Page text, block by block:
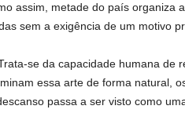
assim, metade do país organiza
sem a exigência de um motivo
se da capacidade humana de
essa arte de forma natural,
passa a ser visto como